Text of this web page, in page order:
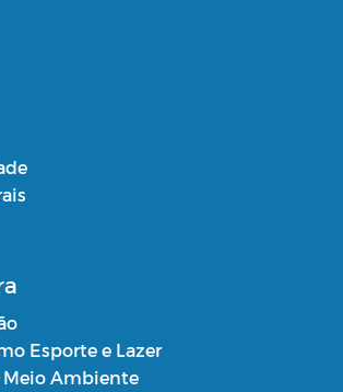
Esporte e Lazer
Ambiente